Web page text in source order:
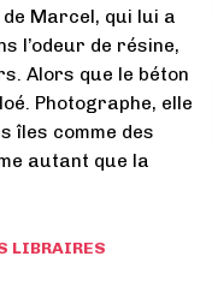
Marcel, qui lui a
l’odeur de résine,
Alors que le béton
Photographe, elle
îles comme des
autant que la
LIBRAIRES